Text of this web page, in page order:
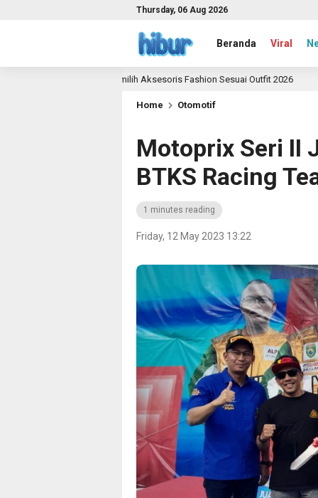
Thursday, 06 Aug 2026
Beranda Viral
Memilih Aksesoris Fashion Sesuai Outfit 2026 2 month ago
Home Otomotif
Motoprix Seri II
BTKS Racing
1 minutes reading
Friday, 12 May 2023 13:22